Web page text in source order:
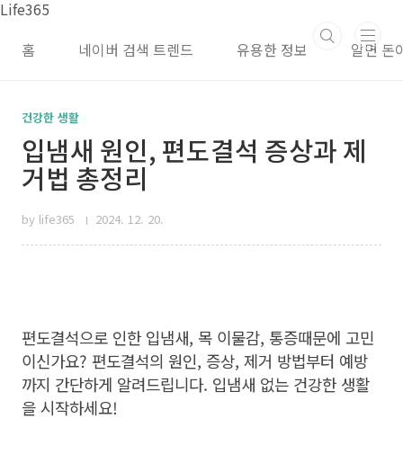
본문 바로가기
Life365
홈
네이버 검색 트렌드 유용한 정보 알면 돈
건강한 생활
입냄새 원인, 편도결석 증상과 제
거법 총정리
by life365 2024. 12. 20.
편도결석으로 인한 입냄새, 목 이물감, 통증때문에 고민
이신가요? 편도결석의 원인, 증상, 제거 방법부터 예방
까지 간단하게 알려드립니다. 입냄새 없는 건강한 생활
을 시작하세요!